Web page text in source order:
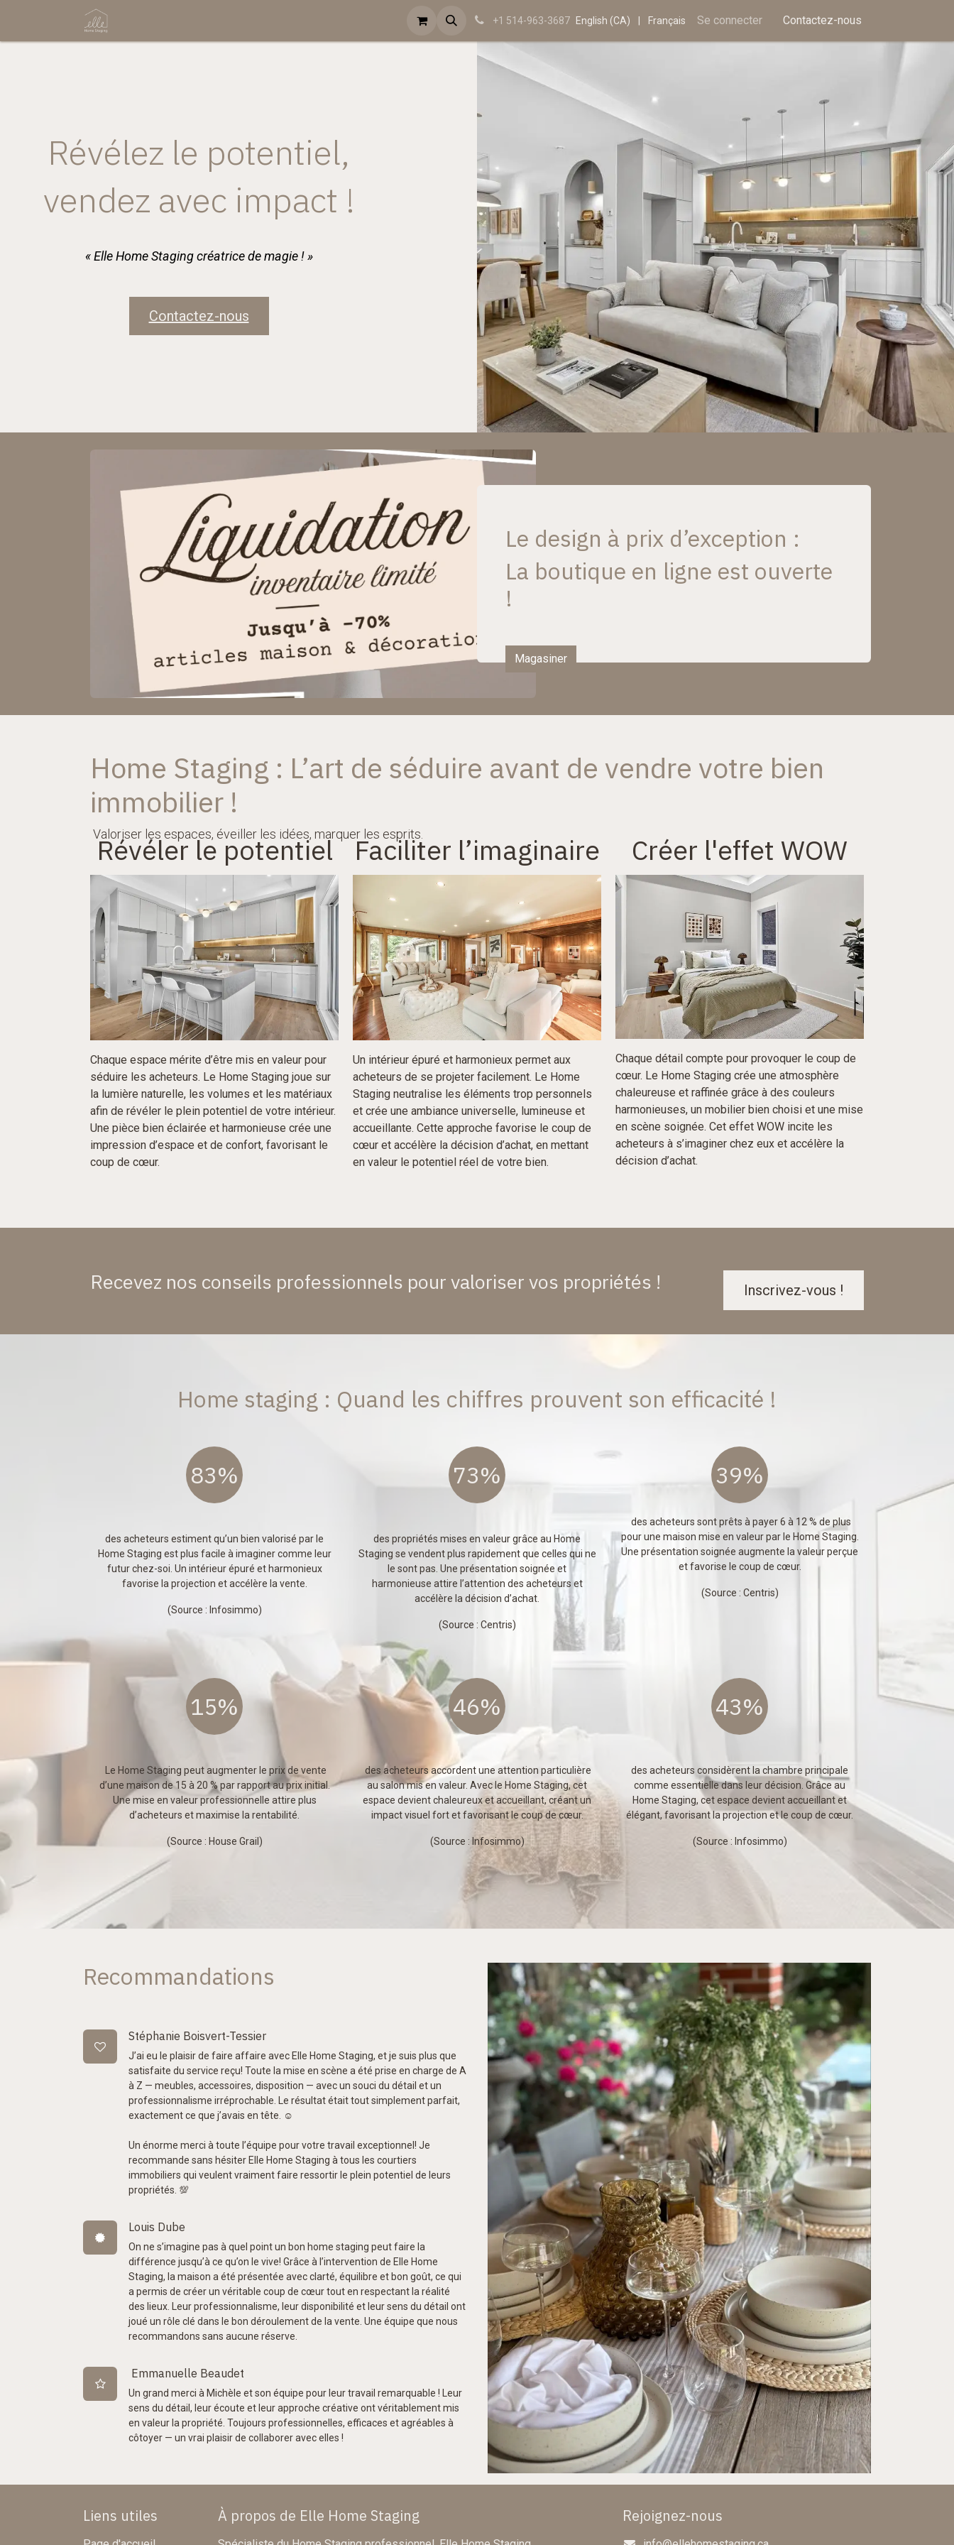
Se rendre au contenu
Contactez-nous FAQ Revue de presse Partenaires Boîte à outils courtier Recrutement
+1 514-963-3687 English (CA) | Français Se connecter Contactez-nous
Révélez le potentiel,
vendez avec impact !
« Elle Home Staging créatrice de magie ! »
Contactez-nous
Le design à prix d’exception :
La boutique en ligne est ouverte
!
Magasiner
Home Staging : L’art de séduire avant de vendre votre bien
immobilier !
Valoriser les espaces, éveiller les idées, marquer les esprits.
Révéler le potentiel
Chaque espace mérite d’être mis en valeur pour
séduire les acheteurs. Le Home Staging joue sur
la lumière naturelle, les volumes et les matériaux
afin de révéler le plein potentiel de votre intérieur.
Une pièce bien éclairée et harmonieuse crée une
impression d’espace et de confort, favorisant le
coup de cœur.
Faciliter l’imaginaire
Un intérieur épuré et harmonieux permet aux
acheteurs de se projeter facilement. Le Home
Staging neutralise les éléments trop personnels
et crée une ambiance universelle, lumineuse et
accueillante. Cette approche favorise le coup de
cœur et accélère la décision d’achat, en mettant
en valeur le potentiel réel de votre bien.
Créer l'effet WOW
Chaque détail compte pour provoquer le coup de
cœur. Le Home Staging crée une atmosphère
chaleureuse et raffinée grâce à des couleurs
harmonieuses, un mobilier bien choisi et une mise
en scène soignée. Cet effet WOW incite les
acheteurs à s’imaginer chez eux et accélère la
décision d’achat.
Recevez nos conseils professionnels pour valoriser vos propriétés ! Inscrivez-vous !
Home staging : Quand les chiffres prouvent son efficacité !
83%
des acheteurs estiment qu’un bien valorisé par le
Home Staging est plus facile à imaginer comme leur
futur chez-soi. Un intérieur épuré et harmonieux
favorise la projection et accélère la vente.
(Source : Infosimmo)
73%
des propriétés mises en valeur grâce au Home
Staging se vendent plus rapidement que celles qui ne
le sont pas. Une présentation soignée et
harmonieuse attire l’attention des acheteurs et
accélère la décision d’achat.
(Source : Centris)
39%
des acheteurs sont prêts à payer 6 à 12 % de plus
pour une maison mise en valeur par le Home Staging.
Une présentation soignée augmente la valeur perçue
et favorise le coup de cœur.
(Source : Centris)
15%
Le Home Staging peut augmenter le prix de vente
d’une maison de 15 à 20 % par rapport au prix initial.
Une mise en valeur professionnelle attire plus
d’acheteurs et maximise la rentabilité.
(Source : House Grail )
46%
des acheteurs accordent une attention particulière
au salon mis en valeur. Avec le Home Staging, cet
espace devient chaleureux et accueillant, créant un
impact visuel fort et favorisant le coup de cœur.
(Source : Infosimmo)
43%
des acheteurs considèrent la chambre principale
comme essentielle dans leur décision. Grâce au
Home Staging, cet espace devient accueillant et
élégant, favorisant la projection et le coup de cœur.
(Source : Infosimmo)
Recommandations
Stéphanie Boisvert-Tessier
J’ai eu le plaisir de faire affaire avec Elle Home Staging, et je suis plus que
satisfaite du service reçu! Toute la mise en scène a été prise en charge de A
à Z — meubles, accessoires, disposition — avec un souci du détail et un
professionnalisme irréprochable. Le résultat était tout simplement parfait,
exactement ce que j’avais en tête. ☺️
Un énorme merci à toute l’équipe pour votre travail exceptionnel! Je
recommande sans hésiter Elle Home Staging à tous les courtiers
immobiliers qui veulent vraiment faire ressortir le plein potentiel de leurs
propriétés. 💯
Louis Dube
On ne s’imagine pas à quel point un bon home staging peut faire la
différence jusqu’à ce qu’on le vive! Grâce à l’intervention de Elle Home
Staging, la maison a été présentée avec clarté, équilibre et bon goût, ce qui
a permis de créer un véritable coup de cœur tout en respectant la réalité
des lieux. Leur professionnalisme, leur disponibilité et leur sens du détail ont
joué un rôle clé dans le bon déroulement de la vente. Une équipe que nous
recommandons sans aucune réserve.
Emmanuelle Beaudet
Un grand merci à Michèle et son équipe pour leur travail remarquable ! Leur
sens du détail, leur écoute et leur approche créative ont véritablement mis
en valeur la propriété. Toujours professionnelles, efficaces et agréables à
côtoyer — un vrai plaisir de collaborer avec elles !
Liens utiles À propos de Elle Home Staging Rejoignez-nous